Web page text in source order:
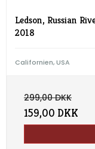
Ledson, Russian
2018
Californien, USA
299,00 DKK
159,00 DKK